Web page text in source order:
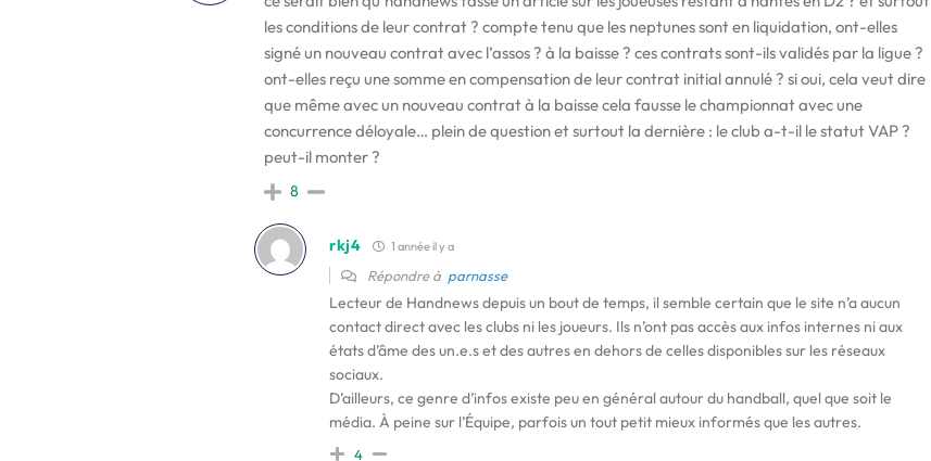
les conditions de leur contrat ? compte tenu que les neptunes sont en liquidation, ont-elles
signé un nouveau contrat avec l’assos ? à la baisse ? ces contrats sont-ils validés par la ligue ?
ont-elles reçu une somme en compensation de leur contrat initial annulé ? si oui, cela veut dire
que même avec un nouveau contrat à la baisse cela fausse le championnat avec une
concurrence déloyale… plein de question et surtout la dernière : le club a-t-il le statut VAP ?
peut-il monter ?
8
rkj4 1 année il y a
Répondre à parnasse
Lecteur de Handnews depuis un bout de temps, il semble certain que le site n’a aucun
contact direct avec les clubs ni les joueurs. Ils n’ont pas accès aux infos internes ni aux
états d’âme des un.e.s et des autres en dehors de celles disponibles sur les réseaux
sociaux.
D’ailleurs, ce genre d’infos existe peu en général autour du handball, quel que soit le
média. À peine sur l’Équipe, parfois un tout petit mieux informés que les autres.
4